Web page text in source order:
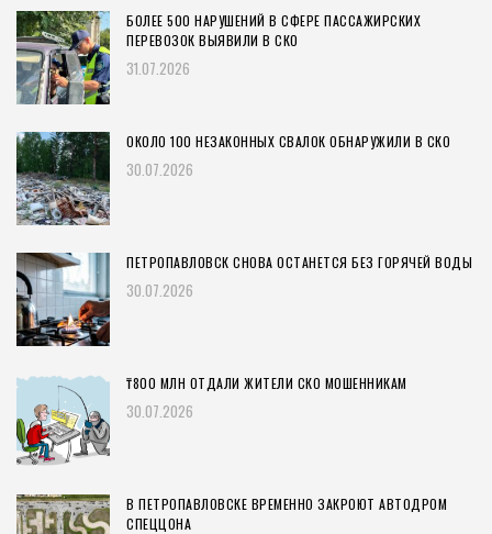
БОЛЕЕ 500 НАРУШЕНИЙ В СФЕРЕ ПАССАЖИРСКИХ
ПЕРЕВОЗОК ВЫЯВИЛИ В СКО
31.07.2026
ОКОЛО 100 НЕЗАКОННЫХ СВАЛОК ОБНАРУЖИЛИ В СКО
30.07.2026
ПЕТРОПАВЛОВСК СНОВА ОСТАНЕТСЯ БЕЗ ГОРЯЧЕЙ ВОДЫ
30.07.2026
₸800 МЛН ОТДАЛИ ЖИТЕЛИ СКО МОШЕННИКАМ
30.07.2026
В ПЕТРОПАВЛОВСКЕ ВРЕМЕННО ЗАКРОЮТ АВТОДРОМ
СПЕЦЦОНА